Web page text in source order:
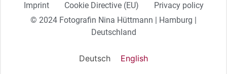
Imprint Cookie Directive (EU)
Privacy policy
© 2024 Fotografin Nina Hüttmann | Hamburg |
Deutschland
Deutsch English